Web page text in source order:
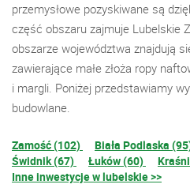
przemysłowe pozyskiwane są
część obszaru zajmuje Lubelskie
obszarze województwa znajdują
zawierające małe złoża ropy
i margli. Poniżej przedstawiamy
budowlane.
Zamość (102) Biała Podlaska
Świdnik (67)
Łuków (60)
Inne inwestycje w lubelskie >>